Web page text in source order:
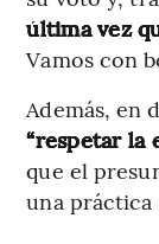
última vez
Vamos con
Además, en
“respetar la
que el
una práctica